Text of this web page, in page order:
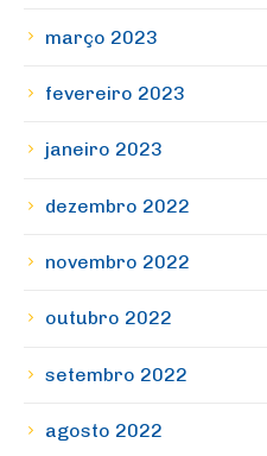
março 2023
fevereiro 2023
janeiro 2023
dezembro 2022
novembro 2022
outubro 2022
setembro 2022
agosto 2022